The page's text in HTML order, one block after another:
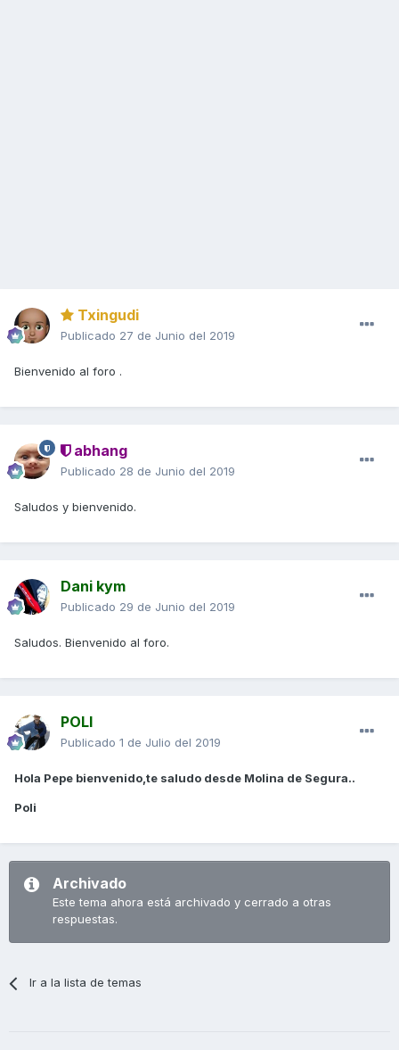
Txingudi
Publicado 27 de Junio del 2019
Bienvenido al foro .
abhang
Publicado 28 de Junio del 2019
Saludos y bienvenido.
Dani kym
Publicado 29 de Junio del 2019
Saludos. Bienvenido al foro.
POLI
Publicado 1 de Julio del 2019
Hola Pepe bienvenido,te saludo desde Molina de Segura..
Poli
Archivado
Este tema ahora está archivado y cerrado a otras
respuestas.
Ir a la lista de temas